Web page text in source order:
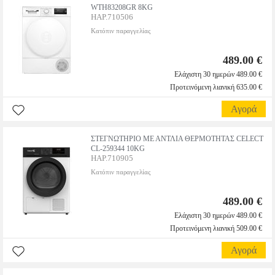
WTH83208GR 8KG
HAP.710506
Κατόπιν παραγγελίας
489.00 €
Ελάχιστη 30 ημερών 489.00 €
Προτεινόμενη λιανική 635.00 €
Αγορά
ΣΤΕΓΝΩΤΗΡΙΟ ΜΕ ΑΝΤΛΙΑ ΘΕΡΜΟΤΗΤΑΣ CELECT
CL-259344 10KG
HAP.710905
Κατόπιν παραγγελίας
489.00 €
Ελάχιστη 30 ημερών 489.00 €
Προτεινόμενη λιανική 509.00 €
Αγορά